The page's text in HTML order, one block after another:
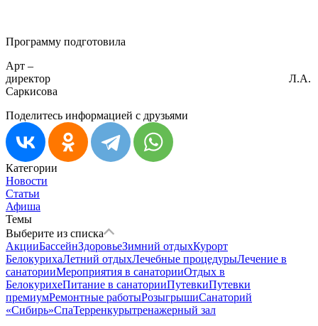
Программу подготовила
Арт –
директор Л.А.
Саркисова
Поделитесь информацией с друзьями
Категории
Новости
Статьи
Афиша
Темы
Выберите из списка
АкцииБассейнЗдоровьеЗимний отдыхКурорт
БелокурихаЛетний отдыхЛечебные процедурыЛечение в
санаторииМероприятия в санаторииОтдых в
БелокурихеПитание в санаторииПутевкиПутевки
премиумРемонтные работыРозыгрышиСанаторий
«Сибирь»СпаТерренкурытренажерный зал